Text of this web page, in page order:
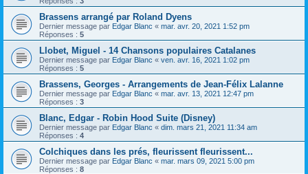
Brassens arrangé par Roland Dyens
Dernier message par Edgar Blanc « mar. avr. 20, 2021 1:52 pm
Réponses : 5
Llobet, Miguel - 14 Chansons populaires Catalanes
Dernier message par Edgar Blanc « ven. avr. 16, 2021 1:02 pm
Réponses : 5
Brassens, Georges - Arrangements de Jean-Félix Lalanne
Dernier message par Edgar Blanc « mar. avr. 13, 2021 12:47 pm
Réponses : 3
Blanc, Edgar - Robin Hood Suite (Disney)
Dernier message par Edgar Blanc « dim. mars 21, 2021 11:34 am
Réponses : 4
Colchiques dans les prés, fleurissent fleurissent...
Dernier message par Edgar Blanc « mar. mars 09, 2021 5:00 pm
Réponses : 8